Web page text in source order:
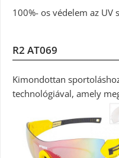
100%- os védelem az UV
R2 AT069
Kimondottan
technológiával, amely